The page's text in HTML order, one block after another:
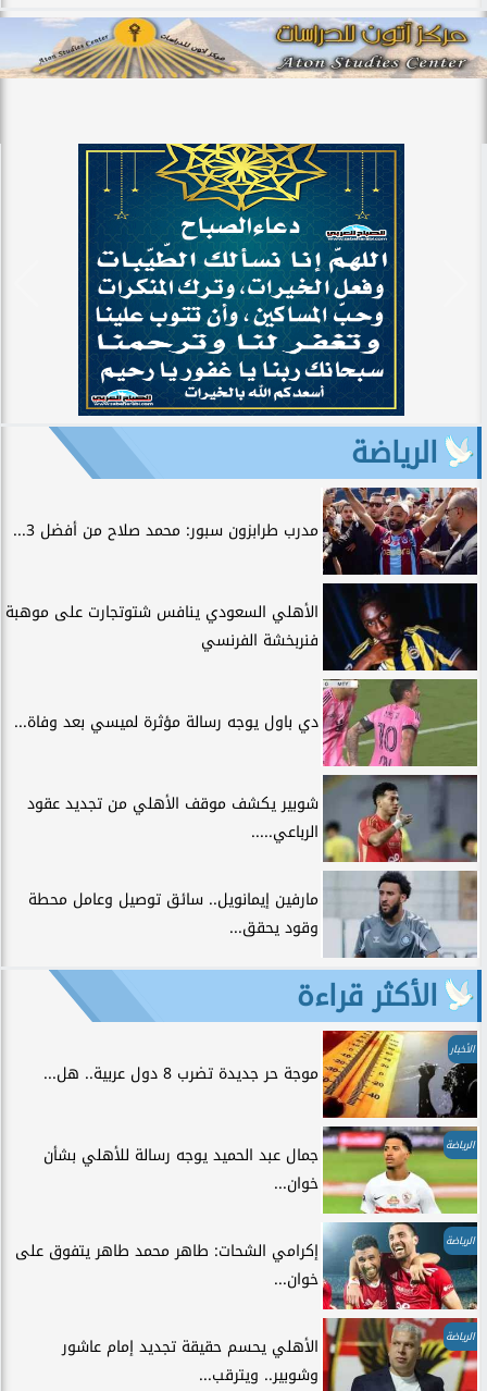
الرياضة
مدرب طرابزون سبور: محمد صلاح من أفضل 3...
الأهلي السعودي ينافس شتوتجارت على موهبة
فنربخشة الفرنسي
دي باول يوجه رسالة مؤثرة لميسي بعد وفاة...
شوبير يكشف موقف الأهلي من تجديد عقود
الرباعي.....
مارفين إيمانويل.. سائق توصيل وعامل محطة
وقود يحقق...
الأكثر قراءة
الأخبار
موجة حر جديدة تضرب 8 دول عربية.. هل...
الرياضة
جمال عبد الحميد يوجه رسالة للأهلي بشأن
خوان...
الرياضة
إكرامي الشحات: طاهر محمد طاهر يتفوق على
خوان...
الرياضة
الأهلي يحسم حقيقة تجديد إمام عاشور
وشوبير.. ويترقب...